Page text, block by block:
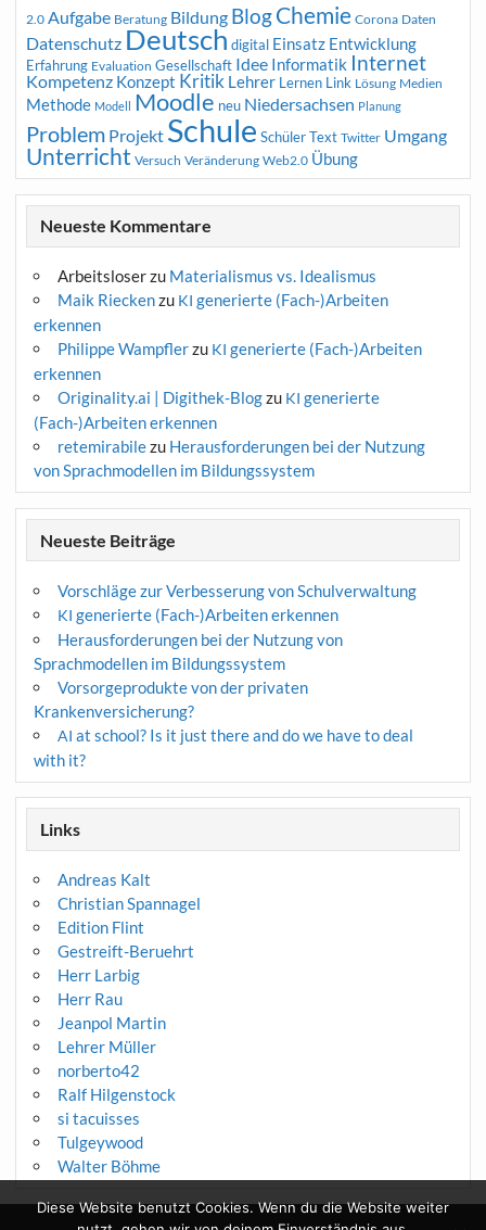
2.0 Aufgabe Beratung Bildung BlogChemie Corona Daten
Datenschutz Deutsch digital Einsatz Entwicklung
Erfahrung Evaluation Gesellschaft Idee Informatik Internet
Kompetenz Konzept Kritik Lehrer Lernen Link Lösung Medien
Methode Modell Moodle neu Niedersachsen Planung
Problem Projekt Schule Schüler Text Twitter Umgang
Unterricht Versuch Veränderung Web2.0 Übung
Neueste Kommentare
Arbeitsloserzu Materialismus vs. Idealismus
Maik Rieckenzu KI generierte (Fach-)Arbeiten
erkennen
Philippe Wampflerzu KI generierte (Fach-)Arbeiten
erkennen
Originality.ai | Digithek-Blogzu KI generierte
(Fach-)Arbeiten erkennen
retemirabilezu Herausforderungen bei der Nutzung
von Sprachmodellen im Bildungssystem
Neueste Beiträge
Vorschläge zur Verbesserung von Schulverwaltung
KI generierte (Fach-)Arbeiten erkennen
Herausforderungen bei der Nutzung von
Sprachmodellen im Bildungssystem
Vorsorgeprodukte von der privaten
Krankenversicherung?
AI at school? Is it just there and do we have to deal
with it?
Links
Andreas Kalt
Christian Spannagel
Edition Flint
Gestreift-Beruehrt
Herr Larbig
Herr Rau
Jeanpol Martin
Lehrer Müller
norberto42
Ralf Hilgenstock
si tacuisses
Tulgeywood
Walter Böhme
Diese Website benutzt Cookies. Wenn du die Website weiter